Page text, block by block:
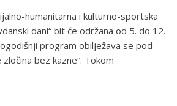
humanitarna i kulturno-sportska
dani“ bit će održana od 5. do 12.
program obilježava se pod
bez kazne“. Tokom